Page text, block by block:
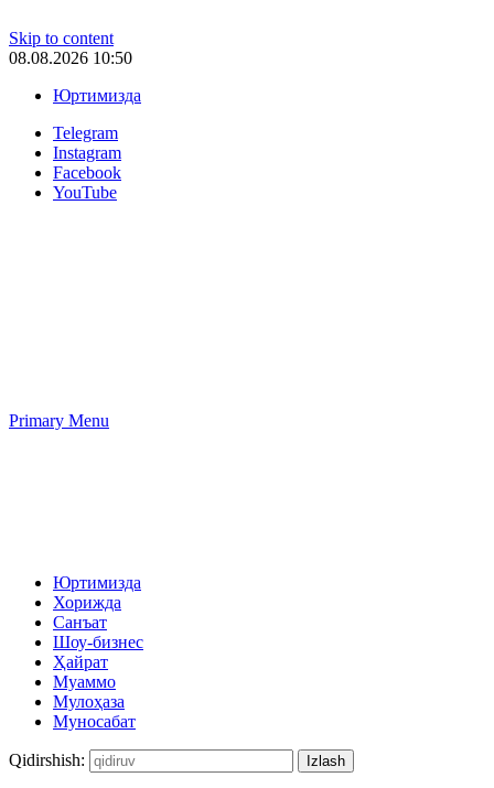
Skip to content
08.08.2026 10:50
Юртимизда
Telegram
Instagram
Facebook
YouTube
Primary Menu
Юртимизда
Хорижда
Санъат
Шоу-бизнес
Ҳайрат
Муаммо
Мулоҳаза
Муносабат
Qidirshish: